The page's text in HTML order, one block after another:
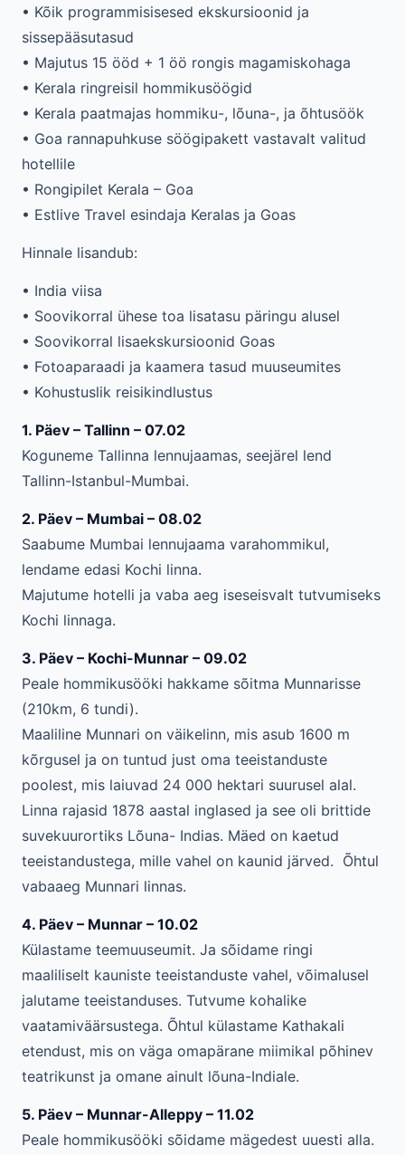
• Kõik programmisisesed ekskursioonid ja
sissepääsutasud
• Majutus 15 ööd + 1 öö rongis magamiskohaga
• Kerala ringreisil hommikusöögid
• Kerala paatmajas hommiku-, lõuna-, ja õhtusöök
• Goa rannapuhkuse söögipakett vastavalt valitud
hotellile
• Rongipilet Kerala – Goa
• Estlive Travel esindaja Keralas ja Goas
Hinnale lisandub:
• India viisa
• Soovikorral ühese toa lisatasu päringu alusel
• Soovikorral lisaekskursioonid Goas
• Fotoaparaadi ja kaamera tasud muuseumites
• Kohustuslik reisikindlustus
1. Päev – Tallinn – 07.02
Koguneme Tallinna lennujaamas, seejärel lend
Tallinn-Istanbul-Mumbai.
2. Päev – Mumbai – 08.02
Saabume Mumbai lennujaama varahommikul,
lendame edasi Kochi linna.
Majutume hotelli ja vaba aeg iseseisvalt tutvumiseks
Kochi linnaga.
3. Päev – Kochi-Munnar – 09.02
Peale hommikusööki hakkame sõitma Munnarisse
(210km, 6 tundi).
Maaliline Munnari on väikelinn, mis asub 1600 m
kõrgusel ja on tuntud just oma teeistanduste
poolest, mis laiuvad 24 000 hektari suurusel alal.
Linna rajasid 1878 aastal inglased ja see oli brittide
suvekuurortiks Lõuna- Indias. Mäed on kaetud
teeistandustega, mille vahel on kaunid järved. Õhtul
vabaaeg Munnari linnas.
4. Päev – Munnar – 10.02
Külastame teemuuseumit. Ja sõidame ringi
maaliliselt kauniste teeistanduste vahel, võimalusel
jalutame teeistanduses. Tutvume kohalike
vaatamiväärsustega. Õhtul külastame Kathakali
etendust, mis on väga omapärane miimikal põhinev
teatrikunst ja omane ainult lõuna-Indiale.
5. Päev – Munnar-Alleppy – 11.02
Peale hommikusööki sõidame mägedest uuesti alla.